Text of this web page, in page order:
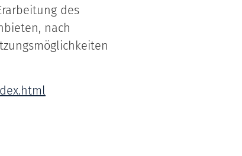
des
nach